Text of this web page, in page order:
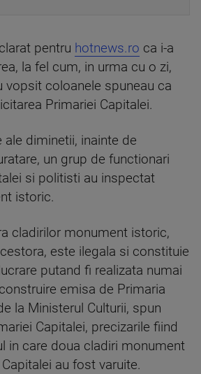
pentru hotnews.ro ca i-a
la fel cum, in urma cu o zi,
vopsit coloanele spuneau ca
Primariei Capitalei.
diminetii, inainte de
un grup de functionari
si politisti au inspectat
istoric.
cladirilor monument istoric,
este ilegala si constituie
putand fi realizata numai
emisa de Primaria
la Ministerul Culturii, spun
Capitalei, precizarile fiind
in care doua cladiri monument
au fost varuite.